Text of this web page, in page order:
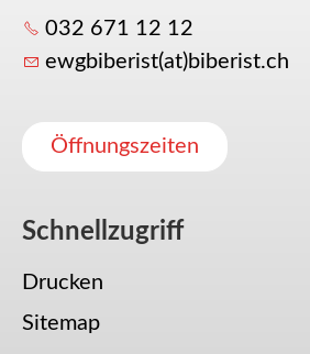
032 671 12 12
ewgbiberist(at)biberist.ch
Öffnungszeiten
Schnellzugriff
Drucken
Sitemap